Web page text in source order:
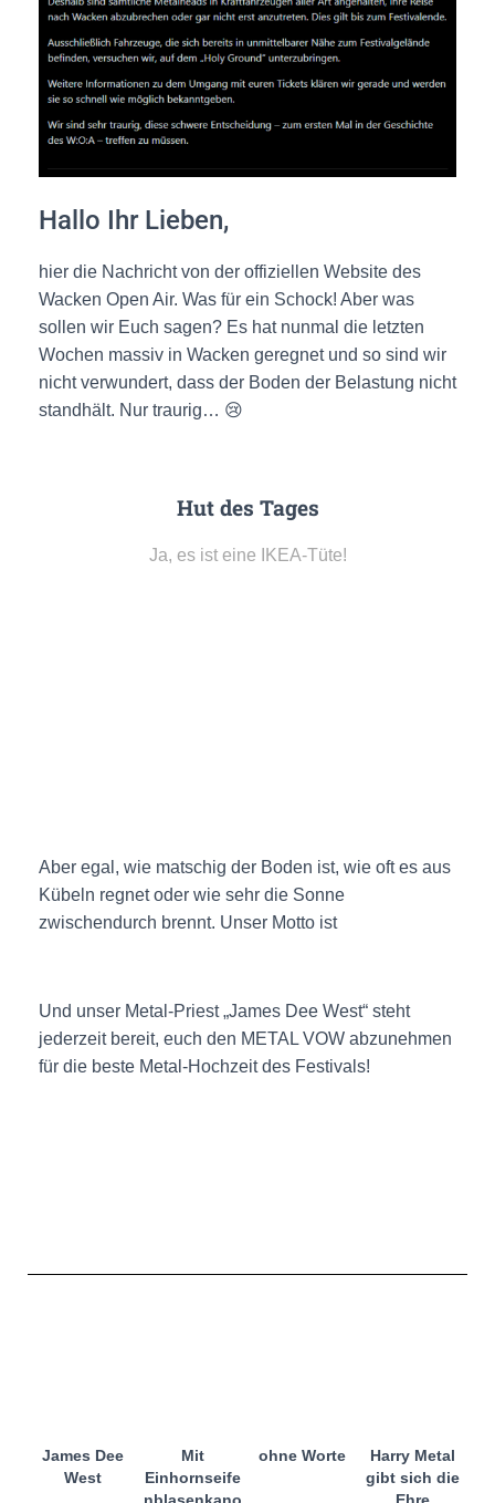
Hallo Ihr Lieben,
hier die Nachricht von der offiziellen Website des
Wacken Open Air. Was für ein Schock! Aber was
sollen wir Euch sagen? Es hat nunmal die letzten
Wochen massiv in Wacken geregnet und so sind wir
nicht verwundert, dass der Boden der Belastung nicht
standhält. Nur traurig… 😢
Hut des Tages
Ja, es ist eine IKEA-Tüte!
Aber egal, wie matschig der Boden ist, wie oft es aus
Kübeln regnet oder wie sehr die Sonne
zwischendurch brennt. Unser Motto ist
Und unser Metal-Priest „James Dee West“ steht
jederzeit bereit, euch den METAL VOW abzunehmen
für die beste Metal-Hochzeit des Festivals!
James Dee
West
Mit
Einhornseife
ohne Worte
Harry Metal
gibt sich die